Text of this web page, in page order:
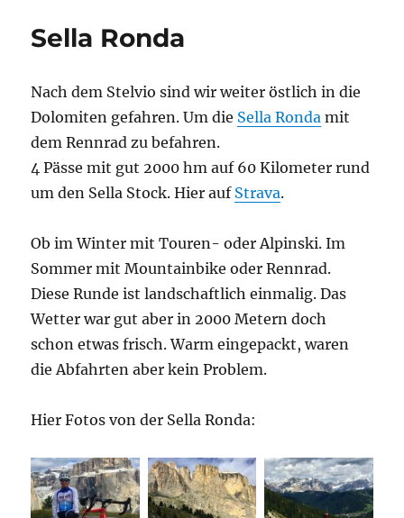
Sella Ronda
Nach dem Stelvio sind wir weiter östlich in die
Dolomiten gefahren. Um die Sella Ronda mit
dem Rennrad zu befahren.
4 Pässe mit gut 2000 hm auf 60 Kilometer rund
um den Sella Stock. Hier auf Strava.
Ob im Winter mit Touren- oder Alpinski. Im
Sommer mit Mountainbike oder Rennrad.
Diese Runde ist landschaftlich einmalig. Das
Wetter war gut aber in 2000 Metern doch
schon etwas frisch. Warm eingepackt, waren
die Abfahrten aber kein Problem.
Hier Fotos von der Sella Ronda: